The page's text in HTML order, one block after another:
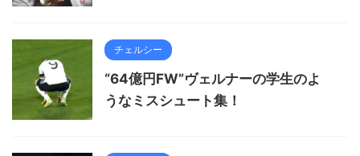
チェルシー
“64億円FW”ヴェルナーの学生のよ
うなミスシュート集！